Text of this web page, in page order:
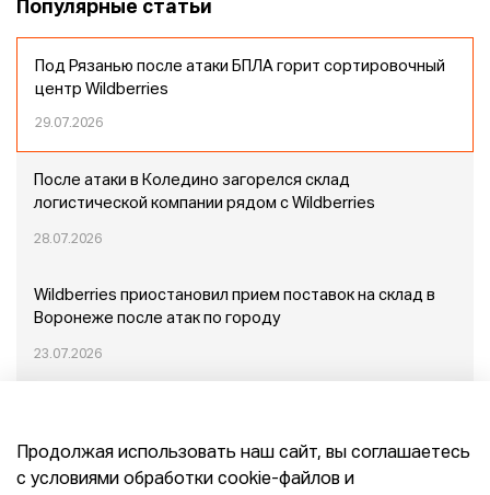
Популярные статьи
Под Рязанью после атаки БПЛА горит сортировочный
центр Wildberries
29.07.2026
После атаки в Коледино загорелся склад
логистической компании рядом с Wildberries
28.07.2026
Wildberries приостановил прием поставок на склад в
Воронеже после атак по городу
23.07.2026
Продолжая использовать наш сайт, вы соглашаетесь
с условиями обработки cookie-файлов и